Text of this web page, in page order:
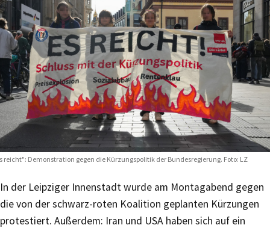
reicht": Demonstration gegen die Kürzungspolitik der Bundesregierung. Foto: LZ
In der Leipziger Innenstadt wurde am Montagabend gegen
die von der schwarz-roten Koalition geplanten Kürzungen
protestiert. Außerdem: Iran und USA haben sich auf ein